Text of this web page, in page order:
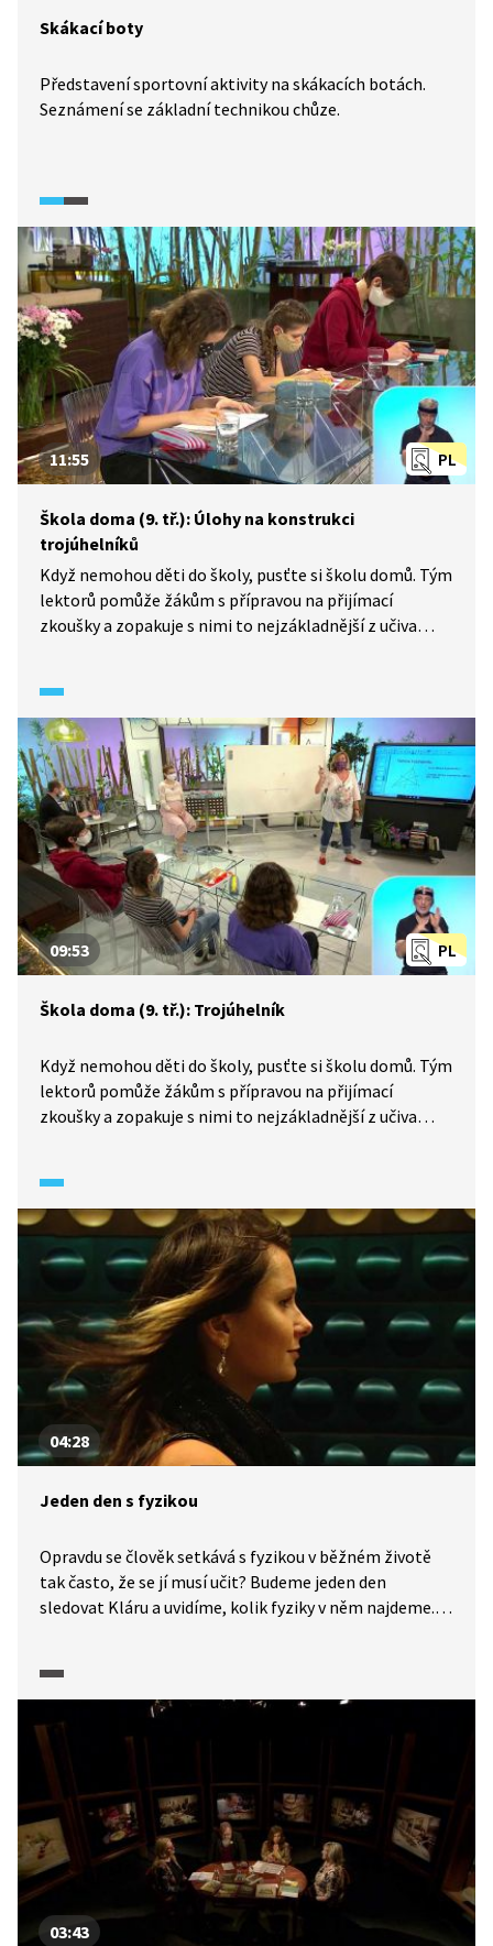
Skákací boty
Představení sportovní aktivity na skákacích botách.
Seznámení se základní technikou chůze.
PL
11:55
Škola doma (9. tř.): Úlohy na konstrukci
trojúhelníků
Když nemohou děti do školy, pusťte si školu domů. Tým
lektorů pomůže žákům s přípravou na přijímací
zkoušky a zopakuje s nimi to nejzákladnější z učiva
kterých připomene zásady správného rýsování
a použití pomůcek.
PL
09:53
Škola doma (9. tř.): Trojúhelník
Když nemohou děti do školy, pusťte si školu domů. Tým
lektorů pomůže žákům s přípravou na přijímací
zkoušky a zopakuje s nimi to nejzákladnější z učiva
připomeneme, jak správně narýsovat výšky, těžnice
a kružnici opsanou trojúhelníku.
04:28
Jeden den s fyzikou
Opravdu se člověk setkává s fyzikou v běžném životě
tak často, že se jí musí učit? Budeme jeden den
sledovat Kláru a uvidíme, kolik fyziky v něm najdeme.
zákonem akce a reakce, setrvačností, tlakovou silou
03:43